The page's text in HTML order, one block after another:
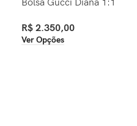
Bolsa Gucci Diana 1:1
R$ 2.350,00
Ver Opções